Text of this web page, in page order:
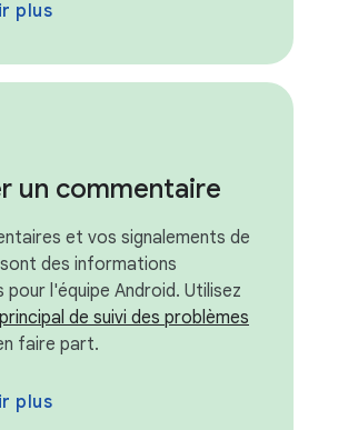
plus
un commentaire
et vos signalements de
des informations
pour l'équipe Android. Utilisez
de suivi des problèmes
faire part.
plus